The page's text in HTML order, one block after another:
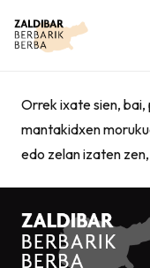
Orrek ixate sien, bai,
mantakidxen
edo zelan izaten